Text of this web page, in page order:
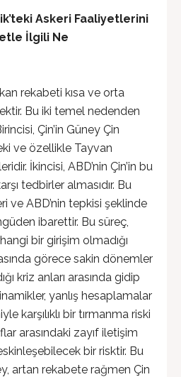
Askeri Faaliyetlerini
İlgili Ne
rekabeti kısa ve orta
Bu iki temel nedenden
Çin’in Güney Çin
ve özellikle Tayvan
İkincisi, ABD’nin Çin’in bu
tedbirler almasıdır. Bu
ve ABD’nin tepkisi şeklinde
ibarettir. Bu süreç,
bir girişim olmadığı
görece sakin dönemler
kriz anları arasında gidip
yanlış hesaplamalar
karşılıklı bir tırmanma riski
arasındaki zayıf iletişim
bir risktir. Bu
artan rekabete rağmen Çin